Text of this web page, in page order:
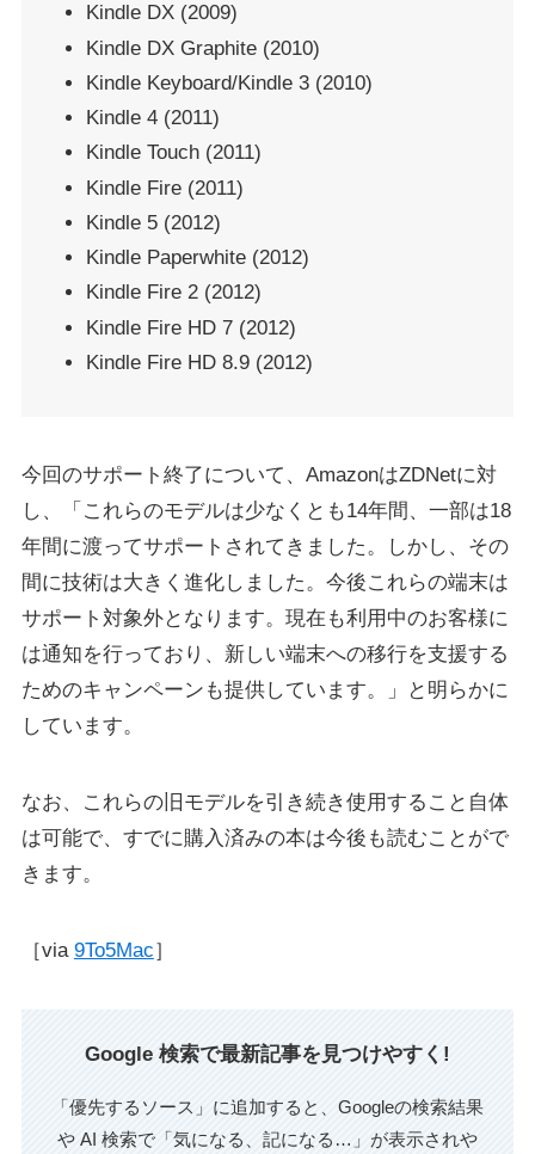
Kindle DX (2009)
Kindle DX Graphite (2010)
Kindle Keyboard/Kindle 3 (2010)
Kindle 4 (2011)
Kindle Touch (2011)
Kindle Fire (2011)
Kindle 5 (2012)
Kindle Paperwhite (2012)
Kindle Fire 2 (2012)
Kindle Fire HD 7 (2012)
Kindle Fire HD 8.9 (2012)
今回のサポート終了について、AmazonはZDNetに対
し、「これらのモデルは少なくとも14年間、一部は18
年間に渡ってサポートされてきました。しかし、その
間に技術は大きく進化しました。今後これらの端末は
サポート対象外となります。現在も利用中のお客様に
は通知を行っており、新しい端末への移行を支援する
ためのキャンペーンも提供しています。」と明らかに
しています。
なお、これらの旧モデルを引き続き使用すること自体
は可能で、すでに購入済みの本は今後も読むことがで
きます。
［via 9To5Mac］
Google 検索で最新記事を見つけやすく!
「優先するソース」に追加すると、Googleの検索結果
や AI 検索で「気になる、記になる…」が表示されや